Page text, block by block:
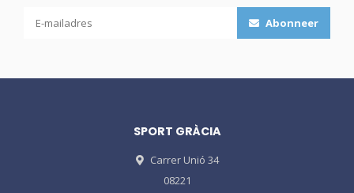
Abonneer
SPORT GRÀCIA
Carrer Unió 34
08221